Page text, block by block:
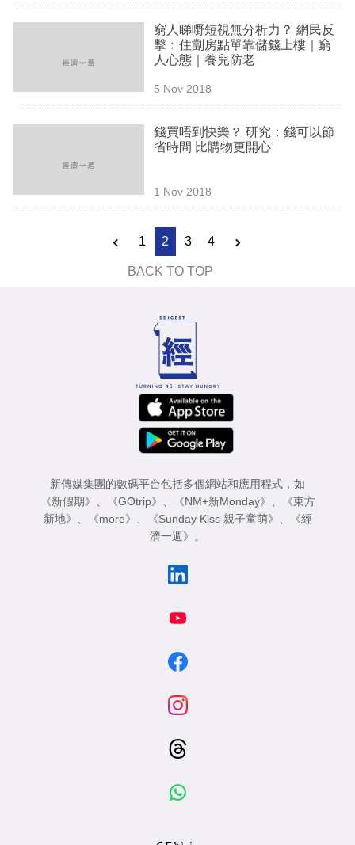
窮人睇嘢短視無分析力？ 網民反
擊﹕住劏房點單靠儲錢上樓｜窮
人心態｜養兒防老
5 Nov 2018
錢買唔到快樂？ 研究：錢可以節
省時間 比購物更開心
1 Nov 2018
1 2 3 4
BACK TO TOP
新傳媒集團的數碼平台包括多個網站和應用程式，如
《新假期》 、 《GOtrip》 、 《NM+新Monday》 、
《東方
新地》 、 《more》 、 《Sunday Kiss 親子童萌》 、
《經
濟一週》 。